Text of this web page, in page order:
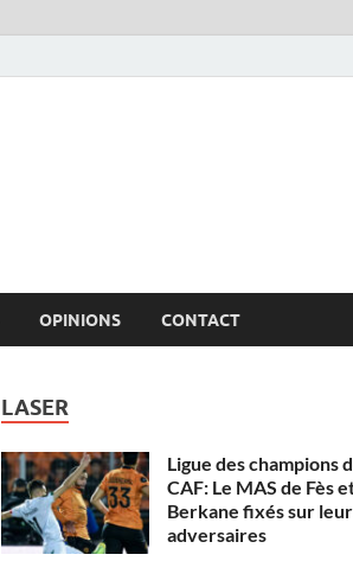
OPINIONS CONTACT
LASER
Ligue des champions
CAF: Le MAS de Fès
Berkane fixés sur
adversaires